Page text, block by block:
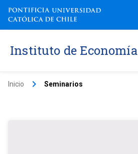
Instituto de Economía
Inicio keyboard_arrow_right Seminarios